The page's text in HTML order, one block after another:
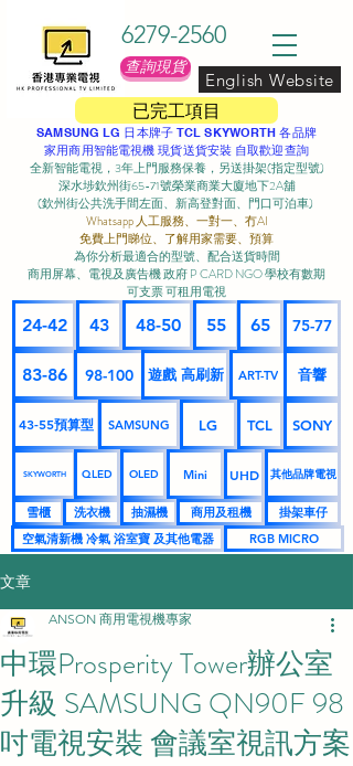
已完工項目
6279-2560
查詢現貨
English Website
SAMSUNG LG 日本牌子 TCL SKYWORTH 各品牌
家用商用智能電視機 現貨送貨安裝 自取歡迎查詢
全新智能電視，3年上門服務保養，另送掛架(指定型號)
深水埗欽州街65-71號榮業商業大廈地下2A舖
(欽州街公共洗手間左面、新高登對面、門口可泊車) ​
Whatsapp 人工服務、一對一、冇AI
免費上門睇位、了解用家需要、預算
為你分析最適合的型號、配合送貨時間
商用屏幕、電視及廣告機 政府 P CARD NGO 學校有數期
可支票 可租用電視
24-42 43 48-50 55 65 75-77
83-86 98-100 遊戲 高刷新 ART-TV 音響
43-55預算型 SAMSUNG LG TCL SONY
SKYWORTH QLED OLED Mini UHD 其他品牌電視
雪櫃 洗衣機 抽濕機 商用及租機
掛架車仔
空氣清新機 冷氣 浴室寶 及其他電器
RGB MICRO
文章
中環Prosperity Tower辦公室
升級 SAMSUNG QN90F 98
吋電視安裝 會議室視訊方案
ANSON 商用電視機專家